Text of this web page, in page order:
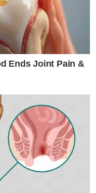
Ends Joint Pain &